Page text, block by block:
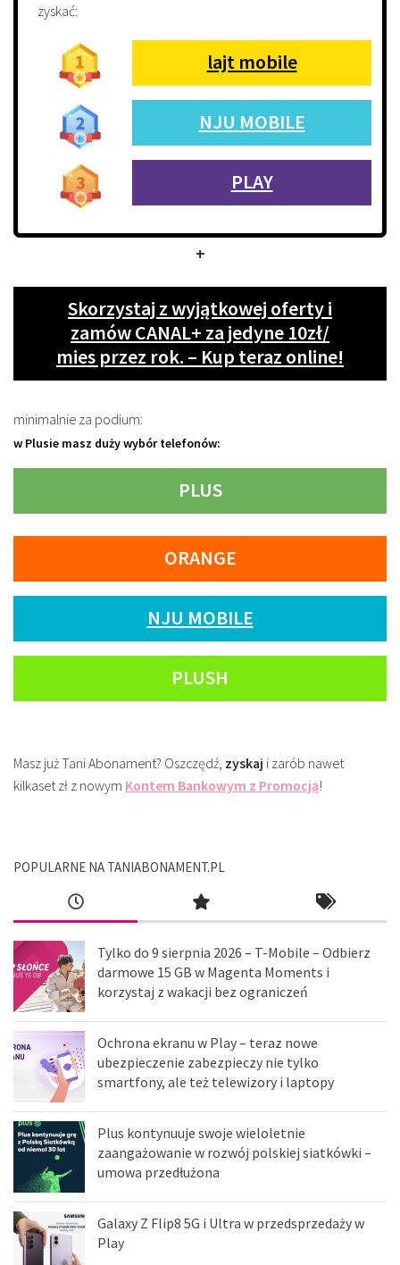
zyskać:
lajt mobile
NJU MOBILE
PLAY
+
Skorzystaj z wyjątkowej oferty i
zamów CANAL+ za jedyne 10zł/
mies przez rok. – Kup teraz online!
minimalnie za podium:
w Plusie masz duży wybór telefonów:
PLUS
ORANGE
NJU MOBILE
PLUSH
Masz już Tani Abonament? Oszczędź, zyskaj i zarób nawet
kilkaset zł z nowym Kontem Bankowym z Promocją!
POPULARNE NA TANIABONAMENT.PL
Tylko do 9 sierpnia 2026 – T-Mobile – Odbierz
darmowe 15 GB w Magenta Moments i
korzystaj z wakacji bez ograniczeń
Ochrona ekranu w Play – teraz nowe
ubezpieczenie zabezpieczy nie tylko
smartfony, ale też telewizory i laptopy
Plus kontynuuje swoje wieloletnie
zaangażowanie w rozwój polskiej siatkówki –
umowa przedłużona
Galaxy Z Flip8 5G i Ultra w przedsprzedaży w
Play